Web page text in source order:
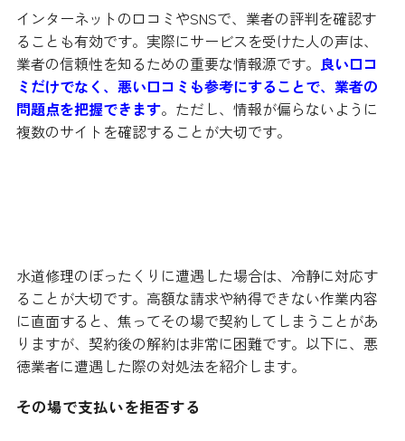
インターネットの口コミやSNSで、業者の評判を確認す
ることも有効です。実際にサービスを受けた人の声は、
業者の信頼性を知るための重要な情報源です。 良い口コ
ミだけでなく、悪い口コミも参考にすることで、業者の
問題点を把握できます。ただし、情報が偏らないように
複数のサイトを確認することが大切です。
水道修理のぼったくりに遭遇した場合は、冷静に対応す
ることが大切です。高額な請求や納得できない作業内容
に直面すると、焦ってその場で契約してしまうことがあ
りますが、契約後の解約は非常に困難です。以下に、悪
徳業者に遭遇した際の対処法を紹介します。
その場で支払いを拒否する